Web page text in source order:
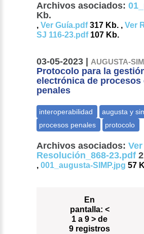
Archivos asociados:
Kb.
,Ver Guía.pdf317 Kb. ,Ver
SJ 116-23.pdf107 Kb.
03-05-2023 |AUGUSTA-
Protocolo para la
electrónica de procesos
penales
Archivos asociados: Ver
Resolución_868-23.pdf
,001_augusta-SIMP.jpg 57
En
pantalla: <
1 a 9 > de
9 registros